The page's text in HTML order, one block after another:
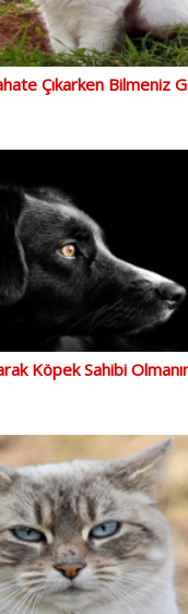
Çıkarken Bilmeniz
Köpek Sahibi